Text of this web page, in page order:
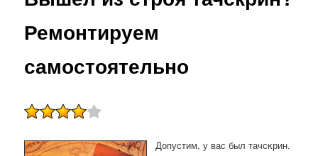
Ремонтируем
самостоятельно
Допустим, у вас был тачсκрин.